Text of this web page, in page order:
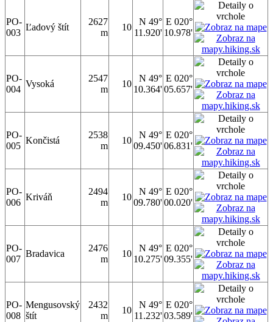
PO-
003
Ľadový štít
2627
m
10
N 49°
11.920'
E 020°
10.978'
PO-
004
Vysoká
2547
m
10
N 49°
10.364'
E 020°
05.657'
PO-
005
Končistá
2538
m
10
N 49°
09.450'
E 020°
06.831'
PO-
006
Kriváň
2494
m
10
N 49°
09.780'
E 020°
00.020'
PO-
007
Bradavica
2476
m
10
N 49°
10.275'
E 020°
09.355'
PO-
008
Mengusovský
štít
2432
m
10
N 49°
11.232'
E 020°
03.589'